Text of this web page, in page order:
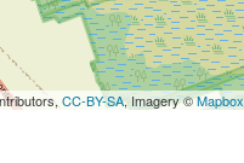
CC-BY-SA, Imagery ©Mapbox